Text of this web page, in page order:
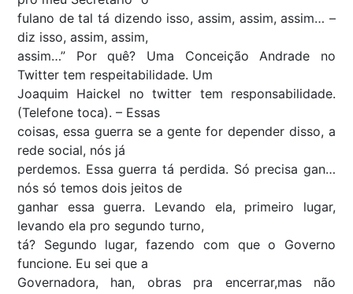
fulano de tal tá dizendo isso, assim, assim, assim… –
diz isso, assim, assim,
assim…” Por quê? Uma Conceição Andrade no
Twitter tem respeitabilidade. Um
Joaquim Haickel no twitter tem responsabilidade.
(Telefone toca). – Essas
coisas, essa guerra se a gente for depender disso, a
rede social, nós já
perdemos. Essa guerra tá perdida. Só precisa gan…
nós só temos dois jeitos de
ganhar essa guerra. Levando ela, primeiro lugar,
levando ela pro segundo turno,
tá? Segundo lugar, fazendo com que o Governo
funcione. Eu sei que a
Governadora, han, obras pra encerrar,mas não